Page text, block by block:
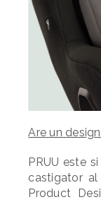
Are un
PRUU este
castigator
Product